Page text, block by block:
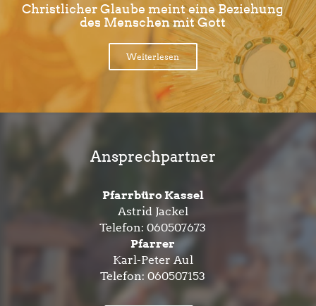
Christlicher Glaube meint eine Beziehung
des Menschen mit Gott
Weiterlesen
Ansprechpartner
Pfarrbüro Kassel
Astrid Jackel
Telefon: 060507673
Pfarrer
Karl-Peter Aul
Telefon: 060507153